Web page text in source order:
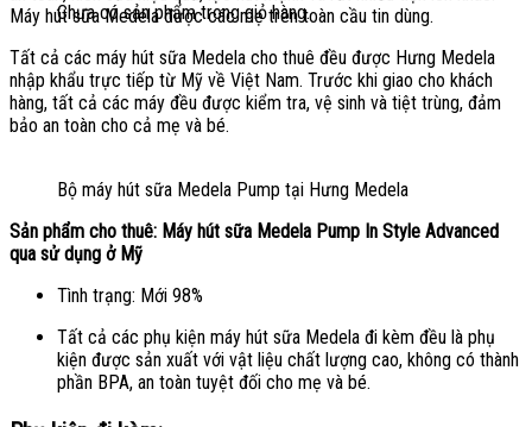
Chưa có sản phẩm trong giỏ hàng.
Máy hút sữa Medela được các mẹ trên toàn cầu tin dùng.
Tất cả các máy hút sữa Medela cho thuê đều được Hưng Medela
nhập khẩu trực tiếp từ Mỹ về Việt Nam. Trước khi giao cho khách
hàng, tất cả các máy đều được kiểm tra, vệ sinh và tiệt trùng, đảm
bảo an toàn cho cả mẹ và bé.
Bộ máy hút sữa Medela Pump tại Hưng Medela
Sản phẩm cho thuê: Máy hút sữa Medela Pump In Style Advanced
qua sử dụng ở Mỹ
Tình trạng: Mới 98%
Tất cả các phụ kiện máy hút sữa Medela đi kèm đều là phụ
kiện được sản xuất với vật liệu chất lượng cao, không có thành
phần BPA, an toàn tuyệt đối cho mẹ và bé.